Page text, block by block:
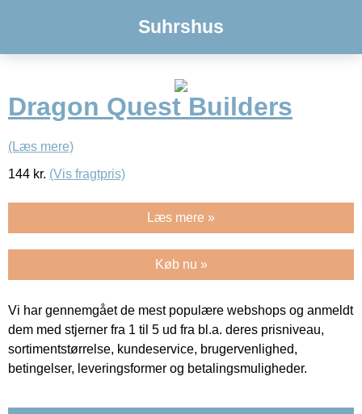
Suhrshus
Dragon Quest Builders
(Læs mere)
144 kr. (Vis fragtpris)
Læs mere »
Køb nu »
Vi har gennemgået de mest populære webshops og anmeldt
dem med stjerner fra 1 til 5 ud fra bl.a. deres prisniveau,
sortimentstørrelse, kundeservice, brugervenlighed,
betingelser, leveringsformer og betalingsmuligheder.